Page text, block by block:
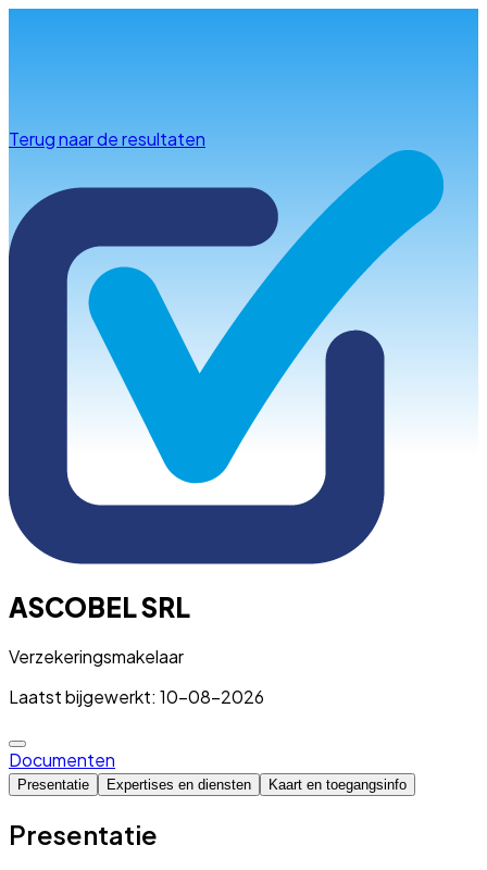
Terug naar de resultaten
ASCOBEL SRL
Verzekeringsmakelaar
Laatst bijgewerkt: 10-08-2026
Documenten
Presentatie Expertises en diensten Kaart en toegangsinfo
Presentatie